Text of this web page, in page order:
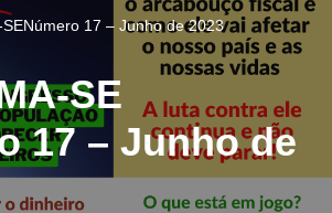
SENúmero 17 – Junho de 2023
SE
17 – Junho de